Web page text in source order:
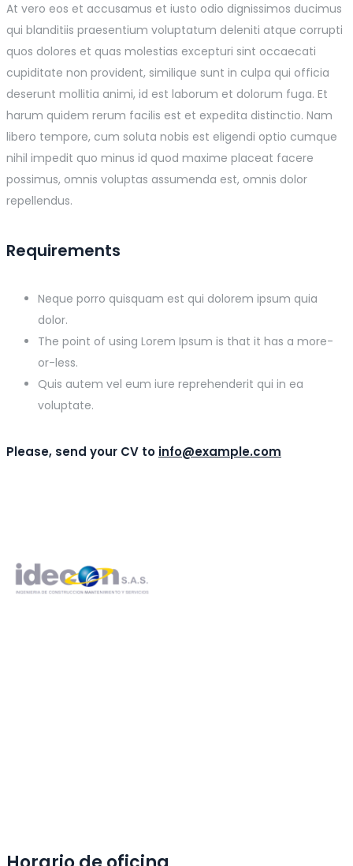
At vero eos et accusamus et iusto odio dignissimos ducimus
qui blanditiis praesentium voluptatum deleniti atque corrupti
quos dolores et quas molestias excepturi sint occaecati
cupiditate non provident, similique sunt in culpa qui officia
deserunt mollitia animi, id est laborum et dolorum fuga. Et
harum quidem rerum facilis est et expedita distinctio. Nam
libero tempore, cum soluta nobis est eligendi optio cumque
nihil impedit quo minus id quod maxime placeat facere
possimus, omnis voluptas assumenda est, omnis dolor
repellendus.
Requirements
Neque porro quisquam est qui dolorem ipsum quia
dolor.
The point of using Lorem Ipsum is that it has a more-
or-less.
Quis autem vel eum iure reprehenderit qui in ea
voluptate.
Please, send your CV to info@example.com